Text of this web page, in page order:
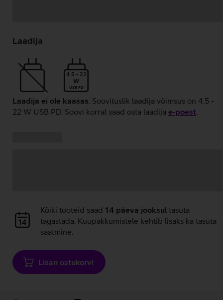
laadimine
Laadija
4.5 - 22
W
USB PD
Laadija ei ole kaasas. Soovituslik laadija võimsus on 4.5 -
22 W USB PD. Soovi korral saad osta laadija e‑poest.
Andmete
laadimine
Kõiki tooteid saad 14 päeva jooksul tasuta
tagastada. Kuupakkumistele kehtib lisaks ka tasuta
saatmine.
Lisan ostukorvi